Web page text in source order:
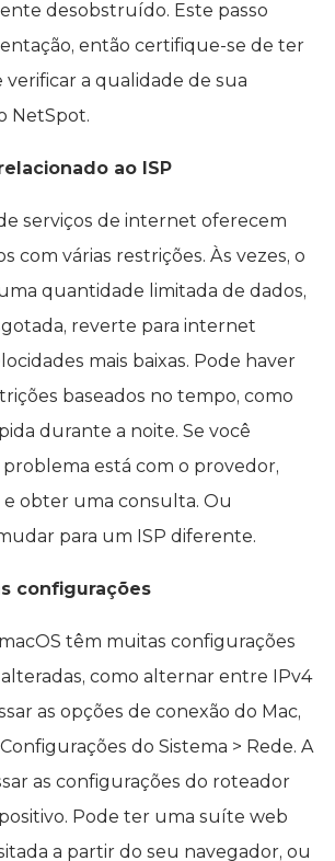
desobstruído. Este passo
então certifique-se de ter
verificar a qualidade de sua
NetSpot.
ao ISP
serviços de internet oferecem
com várias restrições. Às vezes, o
quantidade limitada de dados,
reverte para internet
mais baixas. Pode haver
baseados no tempo, como
durante a noite. Se você
está com o provedor,
obter uma consulta. Ou
para um ISP diferente.
configurações
têm muitas configurações
como alternar entre IPv4
as opções de conexão do Mac,
do Sistema > Rede. A
as configurações do roteador
Pode ter uma suíte web
a partir do seu navegador, ou